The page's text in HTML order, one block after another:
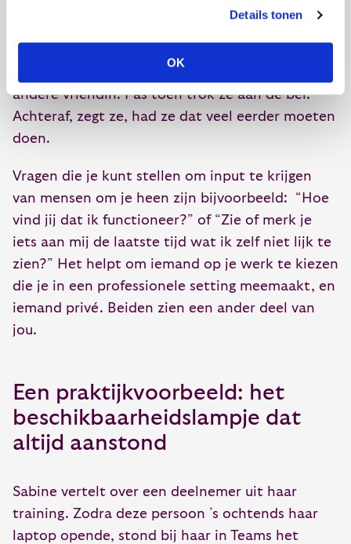
Details tonen
OK
kwamen niet van haarzelf, maar van een vriendin
met dezelfde boodschap, en vervolgens een
andere vriendin. Pas toen trok ze aan de bel.
Achteraf, zegt ze, had ze dat veel eerder moeten
doen.
Vragen die je kunt stellen om input te krijgen
van mensen om je heen zijn bijvoorbeeld: “Hoe
vind jij dat ik functioneer?” of “Zie of merk je
iets aan mij de laatste tijd wat ik zelf niet lijk te
zien?” Het helpt om iemand op je werk te kiezen
die je in een professionele setting meemaakt, en
iemand privé. Beiden zien een ander deel van
jou.
Een praktijkvoorbeeld: het
beschikbaarheidslampje dat
altijd aanstond
Sabine vertelt over een deelnemer uit haar
training. Zodra deze persoon ’s ochtends haar
laptop opende, stond bij haar in Teams het